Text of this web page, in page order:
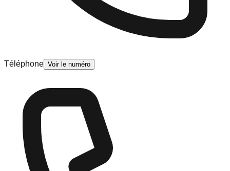
Téléphone Voir le numéro